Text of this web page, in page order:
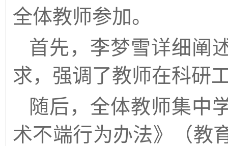
全体教师参加。
首先， 李梦雪详细阐
求，强调了教师在科研
随后，全体教师集中
术不端行为办法》（教